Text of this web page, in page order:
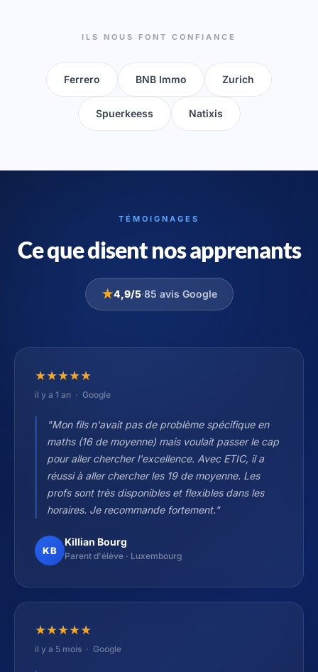
ILS NOUS FONT CONFIANCE
Ferrero BNB Immo Zurich
Spuerkeess Natixis
TÉMOIGNAGES
Ce que disent nos apprenants
★4,9/5·85 avis Google
★★★★★
il y a 1 an · Google
"Mon fils n'avait pas de problème spécifique en
maths (16 de moyenne) mais voulait passer le cap
pour aller chercher l'excellence. Avec ETIC, il a
réussi à aller chercher les 19 de moyenne. Les
profs sont très disponibles et flexibles dans les
horaires. Je recommande fortement."
KB
Killian Bourg
Parent d'élève · Luxembourg
★★★★★
il y a 5 mois · Google